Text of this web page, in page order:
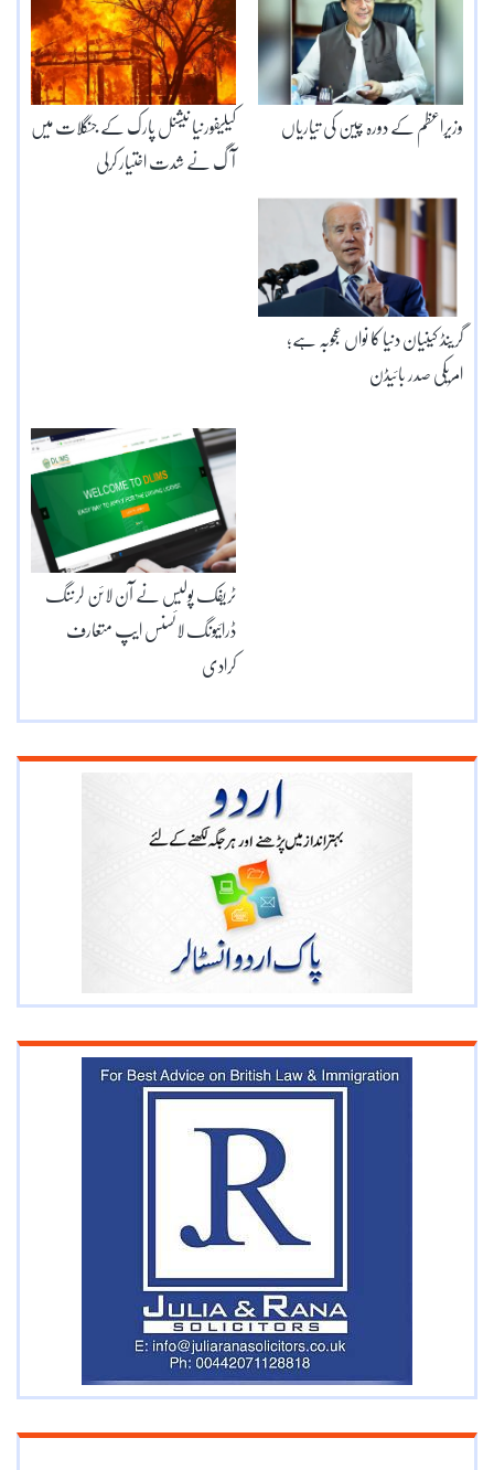
کیلیفورنیا نیشنل پارک کے جنگلات میں
آگ نے شدت اختیار کرلی
وزیراعظم کے دورہ چین کی تیاریاں
گرینڈ کینیان دنیا کا نواں عجوبہ ہے؛
امریکی صدر بائیڈن
ٹریفک پولیس نے آن لائن لرننگ
ڈرائیونگ لائسنس ایپ متعارف
کرادی